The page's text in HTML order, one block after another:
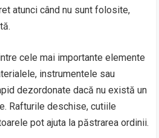
atunci când nu sunt folosite,
cele mai importante elemente
instrumentele sau
dezordonate dacă nu există un
Rafturile deschise, cutiile
pot ajuta la păstrarea ordinii.